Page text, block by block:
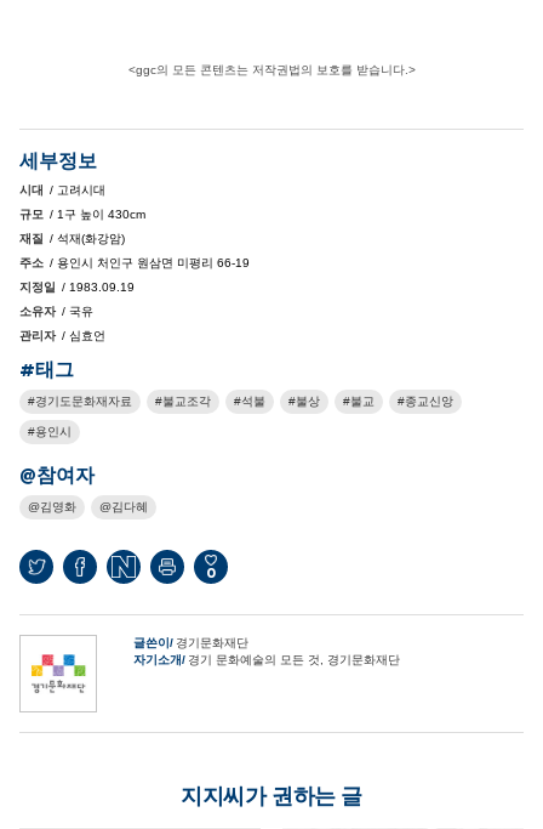
<ggc의 모든 콘텐츠는 저작권법의 보호를 받습니다.>
세부정보
시대
/ 고려시대
규모 / 1구 높이 430cm
재질
/ 석재(화강암)
주소 / 용인시 처인구 원삼면 미평리 66-19
지정일
/ 1983.09.19
소유자 / 국유
관리자 / 심효언
#태그
경기도문화재자료 불교조각 석불 불상 불교 종교신앙
용인시
@참여자
김영화 김다혜
0
글쓴이
경기문화재단
자기소개
경기 문화예술의 모든 것, 경기문화재단
지지씨가 권하는 글